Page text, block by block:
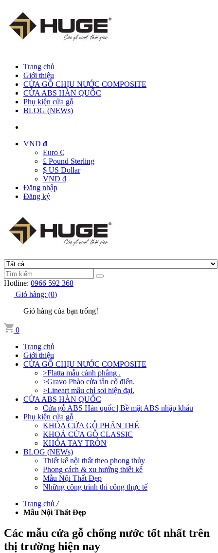
Trang chủ
Giới thiệu
CỬA GỖ CHỊU NƯỚC COMPOSITE
CỬA ABS HÀN QUỐC
Phụ kiện cửa gỗ
BLOG (NEWs)
VND đ
Euro €
£ Pound Sterling
$ US Dollar
VND đ
Đăng nhập
Đăng ký
Hotline: 0966 592 368
Giỏ hàng: (0)
Giỏ hàng của bạn trống!
0
Trang chủ
Giới thiệu
CỬA GỖ CHỊU NƯỚC COMPOSITE
>Flatta mẫu cánh phẳng .
>Gravo Phào cửa tân cổ điển.
>Lineart mẫu chỉ soi hiện đại.
CỬA ABS HÀN QUỐC
Cửa gỗ ABS Hàn quốc | Bề mặt ABS nhập khẩu
Phụ kiện cửa gỗ
KHÓA CỬA GỖ PHÂN THỂ
KHOÁ CỬA GỖ CLASSIC
KHÓA TAY TRÒN
BLOG (NEWs)
Thiết kế nội thất theo phong thủy
Phong cách & xu hướng thiết kế
Mẫu Nội Thất Đẹp
Những công trình thi công thực tế
Trang chủ /
Mẫu Nội Thất Đẹp
Các mẫu cửa gỗ chống nước tốt nhất trên
thị trường hiện nay